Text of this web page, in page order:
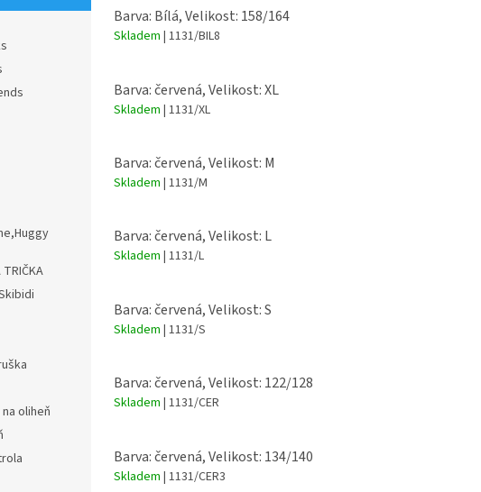
TRIČKA
oliheň
Barva: Bílá, Velikost: 158/164
Skladem | 1131/BIL8
Barva: červená, Velikost: XL
Skladem | 1131/XL
Barva: červená, Velikost: M
Skladem | 1131/M
Barva: červená, Velikost: L
Skladem | 1131/L
Barva: červená, Velikost: S
Skladem | 1131/S
Barva: červená, Velikost: 122/128
Skladem | 1131/CER
Barva: červená, Velikost: 134/140
Skladem | 1131/CER3